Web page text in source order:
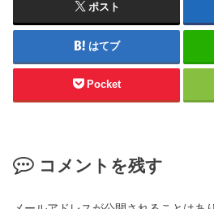
ポスト
はてブ
Pocket
コメントを残す